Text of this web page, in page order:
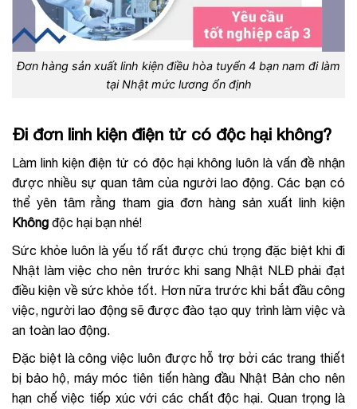
Đơn hàng sản xuất linh kiện điều hòa tuyển 4 bạn nam đi làm
tại Nhật mức lương ổn định
Đi đơn linh kiện điện tử có độc hại không?
Làm linh kiện điện tử có độc hại không luôn là vấn đề nhận
được nhiều sự quan tâm của người lao động. Các bạn có
thể yên tâm rằng tham gia đơn hàng sản xuất linh kiện
Không độc hại bạn nhé!
Sức khỏe luôn là yếu tố rất được chú trọng đặc biệt khi đi
Nhật làm việc cho nên trước khi sang Nhật NLĐ phải đạt
điều kiện về sức khỏe tốt. Hơn nữa trước khi bắt đầu công
việc, người lao động sẽ được đào tạo quy trình làm việc và
an toàn lao động.
Đặc biệt là công việc luôn được hỗ trợ bởi các trang thiết
bị bảo hộ, máy móc tiên tiến hàng đầu Nhật Bản cho nên
hạn chế việc tiếp xúc với các chất độc hại. Quan trọng là